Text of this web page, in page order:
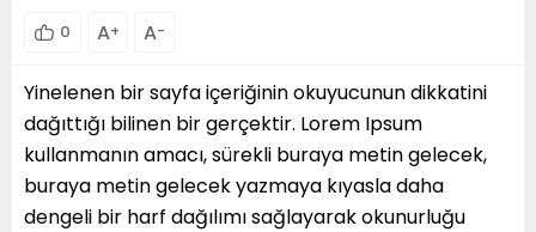
0 A+ A-
Yinelenen bir sayfa içeriğinin okuyucunun dikkatini
dağıttığı bilinen bir gerçektir. Lorem Ipsum
kullanmanın amacı, sürekli buraya metin gelecek,
buraya metin gelecek yazmaya kıyasla daha
dengeli bir harf dağılımı sağlayarak okunurluğu